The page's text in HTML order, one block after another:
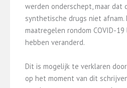
werden onderschept, maar dat
synthetische drugs niet afnam.
maatregelen rondom COVID-
hebben veranderd.
Dit is mogelijk te verklaren
op het moment van dit